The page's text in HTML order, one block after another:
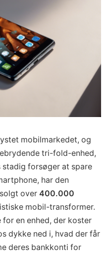
mobilmarkedet, og
tri-fold-enhed,
stadig forsøger at spare
har den
over 400.000
mobil-transformer.
for en enhed, der koster
dykke ned i, hvad der får
deres bankkonti for